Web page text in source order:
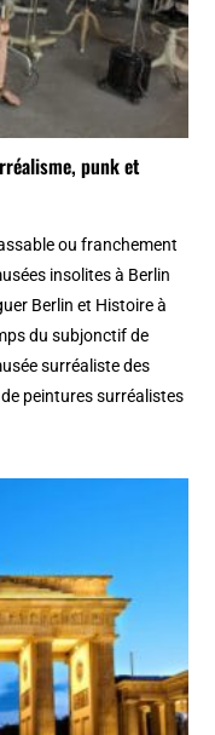
punk et
ou franchement
insolites à Berlin
Berlin et Histoire à
du subjonctif de
surréaliste des
peintures surréalistes